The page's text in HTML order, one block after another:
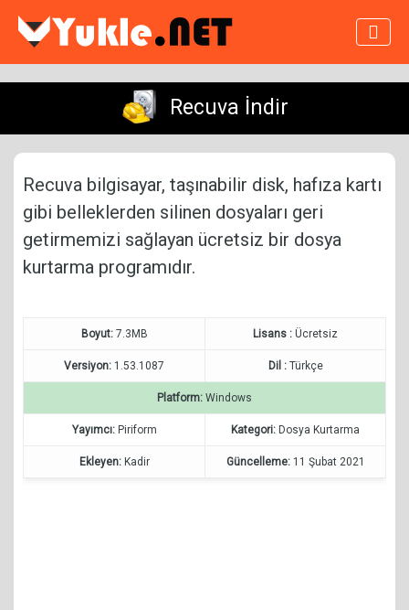
Recuva İndir
Recuva bilgisayar, taşınabilir disk, hafıza kartı
gibi belleklerden silinen dosyaları geri
getirmemizi sağlayan ücretsiz bir dosya
kurtarma programıdır.
Boyut:7.3MB Lisans : Ücretsiz
Versiyon: 1.53.1087 Dil :Türkçe
Platform: Windows
Yayımcı:Piriform Kategori: Dosya Kurtarma
Ekleyen:Kadir Güncelleme:11 Şubat 2021